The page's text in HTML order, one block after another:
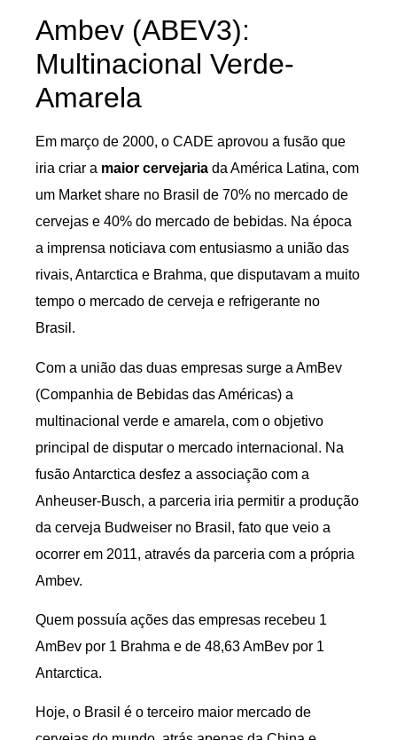
Ambev (ABEV3):
Multinacional Verde-
Amarela
Em março de 2000, o CADE aprovou a fusão que
iria criar a maior cervejaria da América Latina, com
um Market share no Brasil de 70% no mercado de
cervejas e 40% do mercado de bebidas. Na época
a imprensa noticiava com entusiasmo a união das
rivais, Antarctica e Brahma, que disputavam a muito
tempo o mercado de cerveja e refrigerante no
Brasil.
Com a união das duas empresas surge a AmBev
(Companhia de Bebidas das Américas) a
multinacional verde e amarela, com o objetivo
principal de disputar o mercado internacional. Na
fusão Antarctica desfez a associação com a
Anheuser-Busch, a parceria iria permitir a produção
da cerveja Budweiser no Brasil, fato que veio a
ocorrer em 2011, através da parceria com a própria
Ambev.
Quem possuía ações das empresas recebeu 1
AmBev por 1 Brahma e de 48,63 AmBev por 1
Antarctica.
Hoje, o Brasil é o terceiro maior mercado de